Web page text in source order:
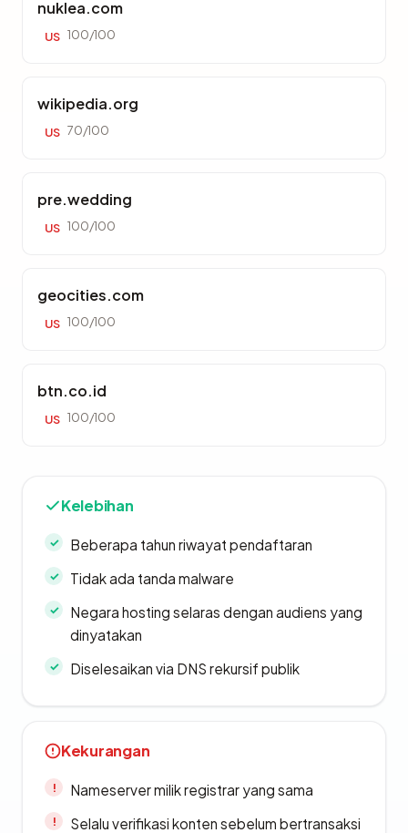
nuklea.com
US 100/100
wikipedia.org
US 70/100
pre.wedding
US 100/100
geocities.com
US 100/100
btn.co.id
US 100/100
Kelebihan
Beberapa tahun riwayat pendaftaran
Tidak ada tanda malware
Negara hosting selaras dengan audiens yang
dinyatakan
Diselesaikan via DNS rekursif publik
Kekurangan
Nameserver milik registrar yang sama
Selalu verifikasi konten sebelum bertransaksi